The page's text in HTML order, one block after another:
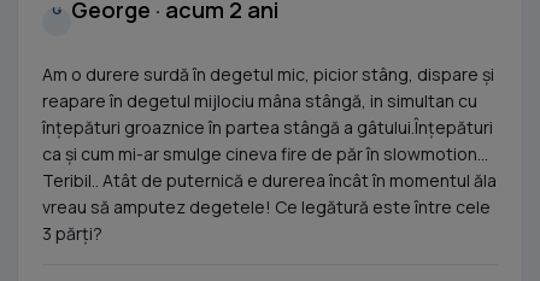
G George · acum 2 ani
Am o durere surdă în degetul mic, picior stâng, dispare și
reapare în degetul mijlociu mâna stângă, in simultan cu
înțepături groaznice în partea stângă a gâtului.Înțepături
ca și cum mi-ar smulge cineva fire de păr în slowmotion...
Teribil.. Atât de puternică e durerea încât în momentul ăla
vreau să amputez degetele! Ce legătură este între cele
3 părți?